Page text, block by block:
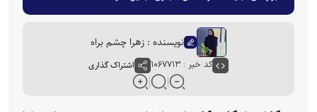
نویسنده : زهرا چشم براه
کد خبر : ۱۰۶۷۷۱۳ اشتراک گذاری